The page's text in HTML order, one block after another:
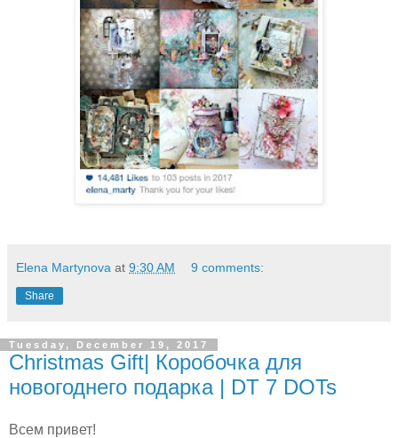
Elena Martynova at 9:30 AM 9 comments:
Share
Tuesday, December 19, 2017
Christmas Gift| Коробочка для
новогоднего подарка | DT 7 DOTs
Всем привет!